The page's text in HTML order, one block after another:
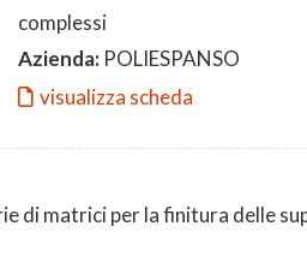
complessi
Azienda: POLIESPANSO
visualizza scheda
di matrici per la finitura delle